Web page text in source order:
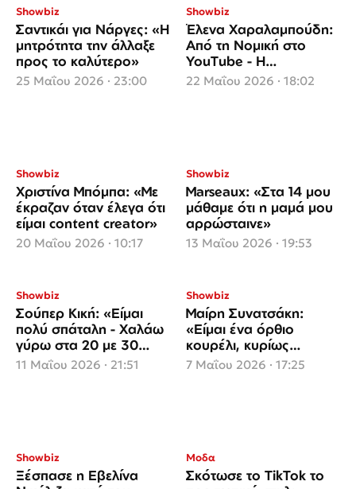
Showbiz
Σαντικάι για Νάργες: «Η
μητρότητα την άλλαξε
προς το καλύτερο»
25 Μαΐου 2026 · 23:00
Showbiz
Έλενα Χαραλαμπούδη:
Από τη Νομική στο
YouTube - Η
απρόσμενη επιτυχία της
22 Μαΐου 2026 · 18:02
Showbiz
Χριστίνα Μπόμπα: «Με
έκραζαν όταν έλεγα ότι
είμαι content creator»
20 Μαΐου 2026 · 10:17
Showbiz
Marseaux: «Στα 14 μου
μάθαμε ότι η μαμά μου
αρρώσταινε»
13 Μαΐου 2026 · 19:53
Showbiz
Σούπερ Κική: «Είμαι
πολύ σπάταλη - Χαλάω
γύρω στα 20 με 30
χιλιάρικα τον μήνα»
11 Μαΐου 2026 · 21:51
Showbiz
Μαίρη Συνατσάκη:
«Είμαι ένα όρθιο
κουρέλι, κυρίως
ψυχικά»
7 Μαΐου 2026 · 17:25
Showbiz
Ξέσπασε η Εβελίνα
Μοδα
Σκότωσε το TikTok το